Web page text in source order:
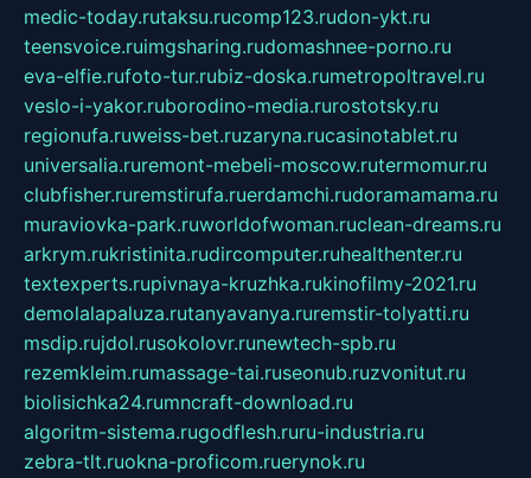
medic-today.rutaksu.rucomp123.rudon-ykt.ru
teensvoice.ruimgsharing.rudomashnee-porno.ru
eva-elfie.rufoto-tur.rubiz-doska.rumetropoltravel.ru
veslo-i-yakor.ruborodino-media.rurostotsky.ru
regionufa.ruweiss-bet.ruzaryna.rucasinotablet.ru
universalia.ruremont-mebeli-moscow.rutermomur.ru
clubfisher.ruremstirufa.ruerdamchi.rudoramamama.ru
muraviovka-park.ruworldofwoman.ruclean-dreams.ru
arkrym.rukristinita.rudircomputer.ruhealthenter.ru
textexperts.rupivnaya-kruzhka.rukinofilmy-2021.ru
demolalapaluza.rutanyavanya.ruremstir-tolyatti.ru
msdip.rujdol.rusokolovr.runewtech-spb.ru
rezemkleim.rumassage-tai.ruseonub.ruzvonitut.ru
biolisichka24.rumncraft-download.ru
algoritm-sistema.rugodflesh.ruru-industria.ru
zebra-tlt.ruokna-proficom.ruerynok.ru